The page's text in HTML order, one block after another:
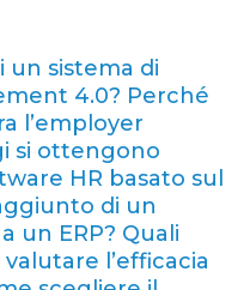
un sistema di
4.0? Perché
l’employer
si ottengono
HR basato sul
di un
un ERP? Quali
l’efficacia